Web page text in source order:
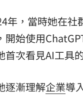
年，當時她在
開始使用
首次看見AI工具
逐漸理解企業導